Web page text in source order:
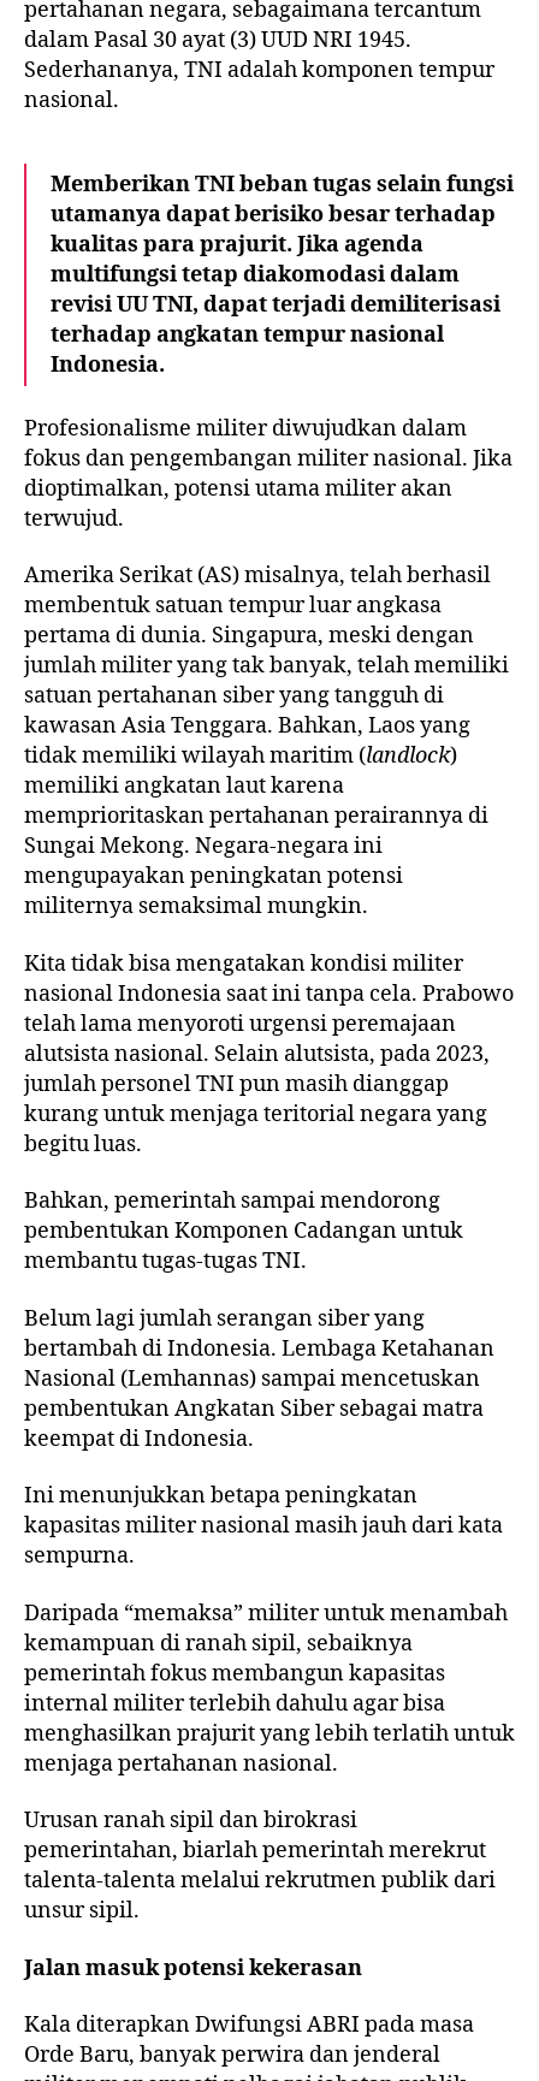
pertahanan negara, sebagaimana tercantum
dalam Pasal 30 ayat (3) UUD NRI 1945.
Sederhananya, TNI adalah komponen tempur
nasional.
Memberikan TNI beban tugas selain fungsi
utamanya dapat berisiko besar terhadap
kualitas para prajurit. Jika agenda
multifungsi tetap diakomodasi dalam
revisi UU TNI, dapat terjadi demiliterisasi
terhadap angkatan tempur nasional
Indonesia.
Profesionalisme militer diwujudkan dalam
fokus dan pengembangan militer nasional. Jika
dioptimalkan, potensi utama militer akan
terwujud.
Amerika Serikat (AS) misalnya, telah berhasil
membentuk satuan tempur luar angkasa
pertama di dunia. Singapura, meski dengan
jumlah militer yang tak banyak, telah memiliki
satuan pertahanan siber yang tangguh di
kawasan Asia Tenggara. Bahkan, Laos yang
tidak memiliki wilayah maritim (landlock)
memiliki angkatan laut karena
memprioritaskan pertahanan perairannya di
Sungai Mekong. Negara-negara ini
mengupayakan peningkatan potensi
militernya semaksimal mungkin.
Kita tidak bisa mengatakan kondisi militer
nasional Indonesia saat ini tanpa cela. Prabowo
telah lama menyoroti urgensi peremajaan
alutsista nasional. Selain alutsista, pada 2023,
jumlah personel TNI pun masih dianggap
kurang untuk menjaga teritorial negara yang
begitu luas.
Bahkan, pemerintah sampai mendorong
pembentukan Komponen Cadangan untuk
membantu tugas-tugas TNI.
Belum lagi jumlah serangan siber yang
bertambah di Indonesia. Lembaga Ketahanan
Nasional (Lemhannas) sampai mencetuskan
pembentukan Angkatan Siber sebagai matra
keempat di Indonesia.
Ini menunjukkan betapa peningkatan
kapasitas militer nasional masih jauh dari kata
sempurna.
Daripada “memaksa” militer untuk menambah
kemampuan di ranah sipil, sebaiknya
pemerintah fokus membangun kapasitas
internal militer terlebih dahulu agar bisa
menghasilkan prajurit yang lebih terlatih untuk
menjaga pertahanan nasional.
Urusan ranah sipil dan birokrasi
pemerintahan, biarlah pemerintah merekrut
talenta-talenta melalui rekrutmen publik dari
unsur sipil.
Jalan masuk potensi kekerasan
Kala diterapkan Dwifungsi ABRI pada masa
Orde Baru, banyak perwira dan jenderal